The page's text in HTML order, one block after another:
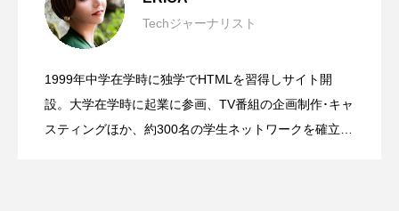
Techジャーナリスト
1999年中学在学時に独学でHTMLを習得しサイト開
設。大学在学時に起業に参画、TV番組の企画制作･キャ
スティングほか、約300名の学生ネットワークを確立。